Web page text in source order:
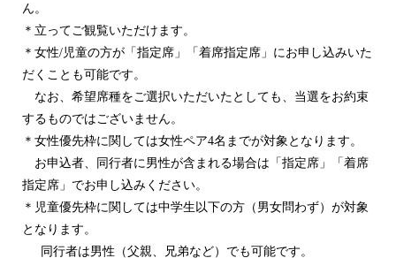
ん。
＊立ってご観覧いただけます。
＊女性/児童の方が「指定席」「着席指定席」にお申し込みいた
だくことも可能です。
なお、希望席種をご選択いただいたとしても、当選をお約束
するものではございません。
＊女性優先枠に関しては女性ペア4名までが対象となります。
お申込者、同行者に男性が含まれる場合は 「指定席」 「着席
指定席」でお申し込みください。
＊児童優先枠に関しては中学生以下の方（男女問わず）が対象
となります。
同行者は男性（父親、兄弟など）でも可能です。